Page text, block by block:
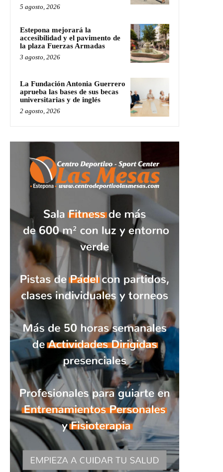
5 agosto, 2026
Estepona mejorará la
accesibilidad y el pavimento de
la plaza Fuerzas Armadas
3 agosto, 2026
La Fundación Antonia Guerrero
aprueba las bases de sus becas
universitarias y de inglés
2 agosto, 2026